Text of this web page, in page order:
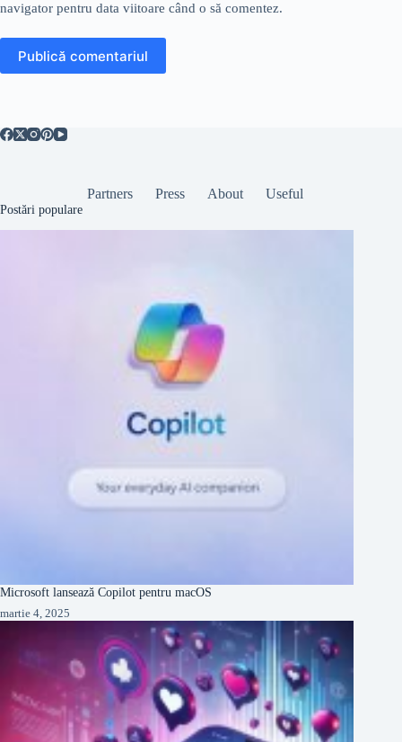
navigator pentru data viitoare când o să comentez.
Publică comentariul
Partners Press About Useful
Postări populare
Microsoft lansează Copilot pentru macOS
martie 4, 2025